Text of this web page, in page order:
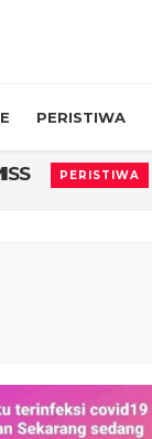
PERISTIWA
PERISTIWA
PERISTIWA